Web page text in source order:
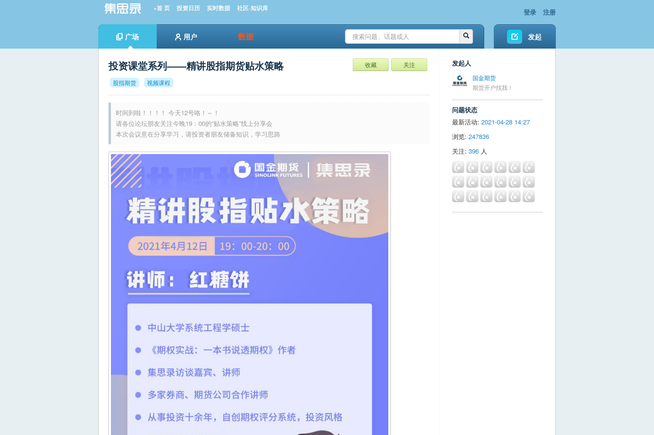
»首 页 投资日历 实时数据 社区-知识库 登录 注册
广场 用户 数据 发起
投资课堂系列——精讲股指期货贴水策略 收藏 关注
股指期货 视频课程
时间到啦！！！！ 今天12号咯！～！
请各位论坛朋友关注今晚19：00的“贴水策略”线上分享会
本次会议意在分享学习，请投资者朋友储备知识，学习思路
发起人
国金期货
期货开户找我！
问题状态
最新活动: 2021-04-28 14:27
浏览: 247836
关注: 396 人